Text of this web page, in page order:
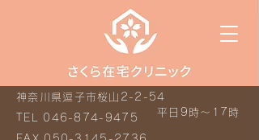
平日9時～17時
神奈川県逗子市桜山2-2-54
TEL 046-874-9475